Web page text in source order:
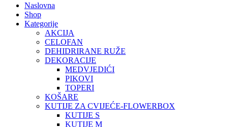
Naslovna
Shop
Kategorije
AKCIJA
CELOFAN
DEHIDRIRANE RUŽE
DEKORACIJE
MEDVJEDIĆI
PIKOVI
TOPERI
KOŠARE
KUTIJE ZA CVIJEĆE-FLOWERBOX
KUTIJE S
KUTIJE M